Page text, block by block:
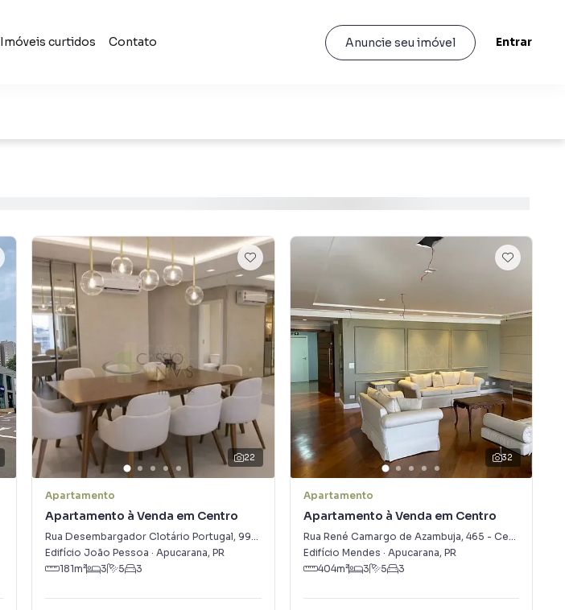
Imóveis curtidos Contato Anuncie seu imóvel Entrar
22
Apartamento
Apartamento à Venda em Centro
Rua Desembargador Clotário Portugal, 997 -
Edifício João Pessoa · Apucarana, PR
181m² 3 5 3
32
Apartamento
Apartamento à Venda em Centro
Rua René Camargo de Azambuja, 465 - Centro
Edifício Mendes · Apucarana, PR
404m² 3 5 3